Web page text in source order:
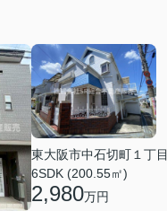
東大阪市中石切町１丁目
6SDK (200.55㎡)
2,980万円